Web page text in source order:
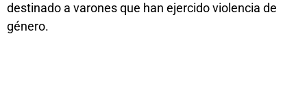
destinado a varones que han ejercido violencia de
género.